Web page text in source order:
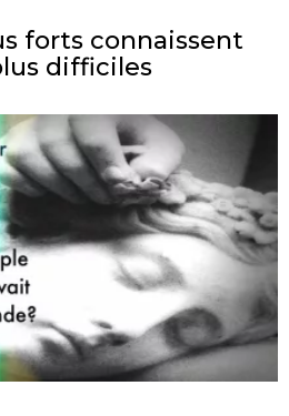
forts connaissent
difficiles